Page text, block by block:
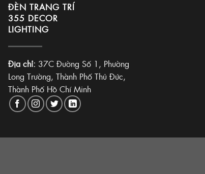
ĐÈN TRANG TRÍ
355 DECOR
LIGHTING
Địa chỉ: 37C Đường Số 1, Phường
Long Trường, Thành Phố Thủ Đức,
Thành Phố Hồ Chí Minh